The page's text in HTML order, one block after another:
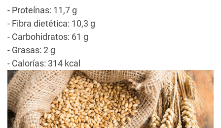
- Proteínas: 11,7 g
- Fibra dietética: 10,3 g
- Carbohidratos: 61 g
- Grasas: 2 g
- Calorías: 314 kcal